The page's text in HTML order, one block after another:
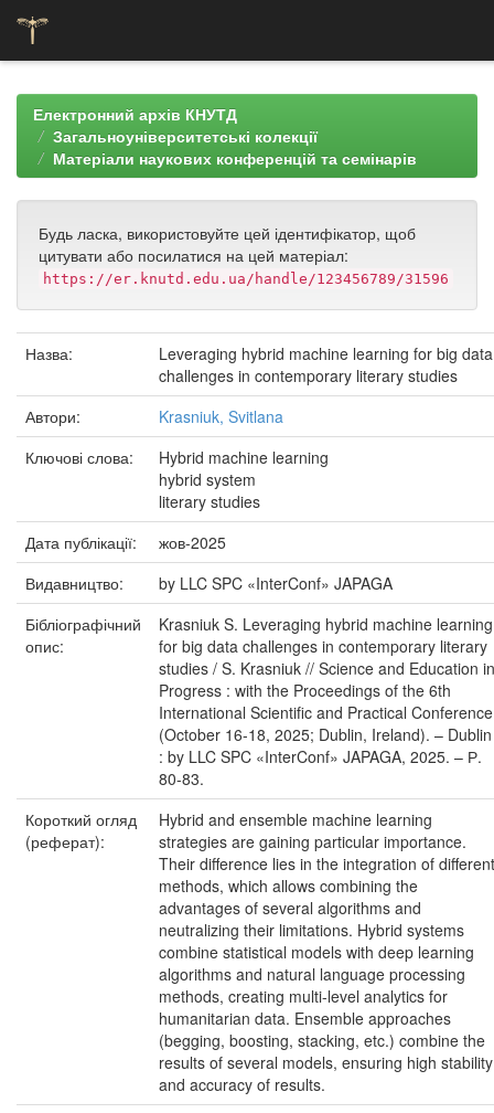
navigationЕлектронний архів КНУТД
Загальноуніверситетські колекції
Матеріали наукових конференцій та семінарів
Будь ласка, використовуйте цей ідентифікатор, щоб
цитувати або посилатися на цей матеріал:
https://er.knutd.edu.ua/handle/123456789/31596
Назва:
Leveraging hybrid machine learning for big data
challenges in contemporary literary studies
Автори:
Krasniuk, Svitlana
Ключові слова:
Hybrid machine learning
hybrid system
literary studies
Дата публікації:
жов-2025
Видавництво:
by LLC SPC «InterConf» JAPAGA
Бібліографічний
опис:
Krasniuk S. Leveraging hybrid machine learning
for big data challenges in contemporary literary
studies / S. Krasniuk // Science and Education in
Progress : with the Proceedings of the 6th
International Scientific and Practical Conference
(October 16-18, 2025; Dublin, Ireland). – Dublin
: by LLC SPC «InterConf» JAPAGA, 2025. – Р.
80-83.
Короткий огляд
(реферат):
Hybrid and ensemble machine learning
strategies are gaining particular importance.
Their difference lies in the integration of different
methods, which allows combining the
advantages of several algorithms and
neutralizing their limitations. Hybrid systems
combine statistical models with deep learning
algorithms and natural language processing
methods, creating multi-level analytics for
humanitarian data. Ensemble approaches
(begging, boosting, stacking, etc.) combine the
results of several models, ensuring high stability
and accuracy of results.